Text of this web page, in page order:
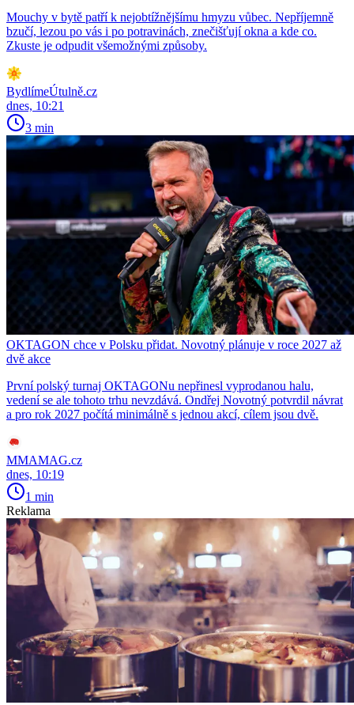
Mouchy v bytě patří k nejobtížnějšímu hmyzu vůbec. Nepříjemně
bzučí, lezou po vás i po potravinách, znečišťují okna a kde co.
Zkuste je odpudit všemožnými způsoby.
BydlímeÚtulně.cz
dnes, 10:21
3 min
OKTAGON chce v Polsku přidat. Novotný plánuje v roce 2027 až
dvě akce
První polský turnaj OKTAGONu nepřinesl vyprodanou halu,
vedení se ale tohoto trhu nevzdává. Ondřej Novotný potvrdil návrat
a pro rok 2027 počítá minimálně s jednou akcí, cílem jsou dvě.
MMAMAG.cz
dnes, 10:19
1 min
Reklama